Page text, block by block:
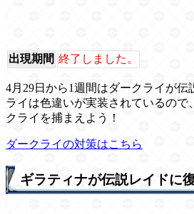
出現期間 終了しました。
4月29日から1週間はダークライが伝
ライは色違いが実装されているので
クライを捕まえよう！
ダークライの対策はこちら
ギラティナが伝説レイドに